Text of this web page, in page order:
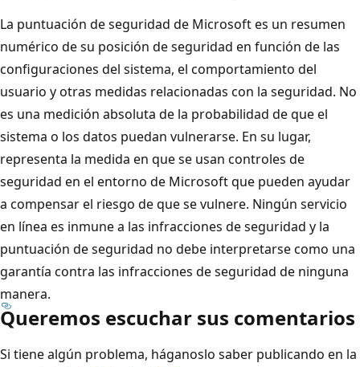
La puntuación de seguridad de Microsoft es un resumen
numérico de su posición de seguridad en función de las
configuraciones del sistema, el comportamiento del
usuario y otras medidas relacionadas con la seguridad. No
es una medición absoluta de la probabilidad de que el
sistema o los datos puedan vulnerarse. En su lugar,
representa la medida en que se usan controles de
seguridad en el entorno de Microsoft que pueden ayudar
a compensar el riesgo de que se vulnere. Ningún servicio
en línea es inmune a las infracciones de seguridad y la
puntuación de seguridad no debe interpretarse como una
garantía contra las infracciones de seguridad de ninguna
manera.
Queremos escuchar sus comentarios
Si tiene algún problema, háganoslo saber publicando en la